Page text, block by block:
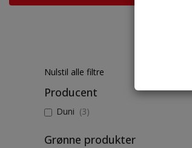
Nulstil alle filtre
Producent
Duni (3)
Grønne produkter